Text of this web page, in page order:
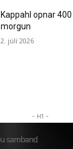
Kappahl opnar
morgun
2. júlí 2026
- H1 -